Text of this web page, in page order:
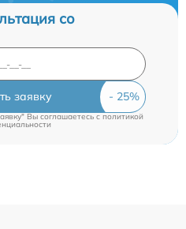
со
заявку
Вы соглашаетесь c политикой